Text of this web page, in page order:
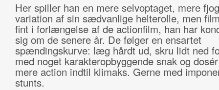
Her spiller han en mere selvoptaget, mere
variation af sin sædvanlige helterolle, men
fint i forlængelse af de actionfilm, han har
sig om de senere år. De følger en ensartet
spændingskurve: læg hårdt ud, skru lidt ned
med noget karakteropbyggende snak og
mere action indtil klimaks. Gerne med
stunts.